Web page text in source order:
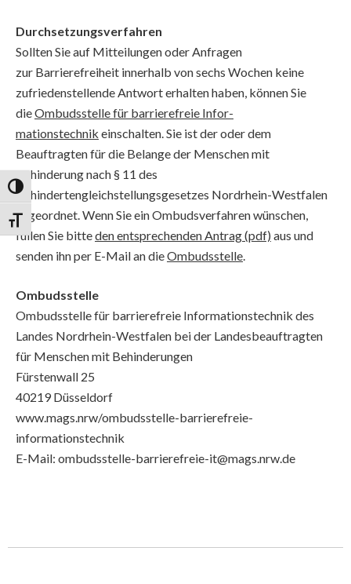
Umschalten auf hohe Kontraste
Schrift vergrößern
Durchsetzungsverfahren
Sollten Sie auf Mitteilungen oder Anfragen
zur Barrierefreiheit innerhalb von sechs Wochen keine
zufriedenstellende Antwort erhalten haben, können Sie
dieOmbudsstelle für barrierefreie Infor­
mationstechnik einschalten. Sie ist der oder dem
Beauftragten für die Belange der Menschen mit
Behinderung nach § 11 des
Behindertengleichstellungsgesetzes Nordrhein-Westfalen
zugeordnet. Wenn Sie ein Ombudsverfahren wünschen,
füllen Sie bitteden entsprechenden Antrag (pdf) aus und
senden ihn per E-Mail an dieOmbudsstelle.
Ombudsstelle
Ombudsstelle für barrierefreie Informationstechnik des
Landes Nordrhein-Westfalen bei der Landesbeauftragten
für Menschen mit Behinderungen
Fürstenwall 25
40219 Düsseldorf
www.mags.nrw/ombudsstelle-barrierefreie-
informationstechnik
E-Mail: ombudsstelle-barrierefreie-it@mags.nrw.de